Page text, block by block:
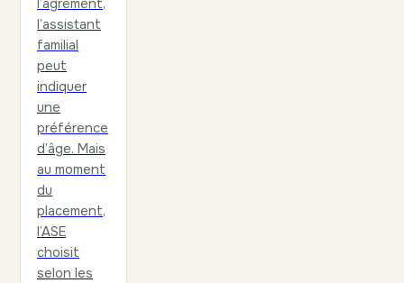
l’agrément,
l’assistant
familial
peut
indiquer
une
préférence
d’âge. Mais
au moment
du
placement,
l’ASE
choisit
selon les